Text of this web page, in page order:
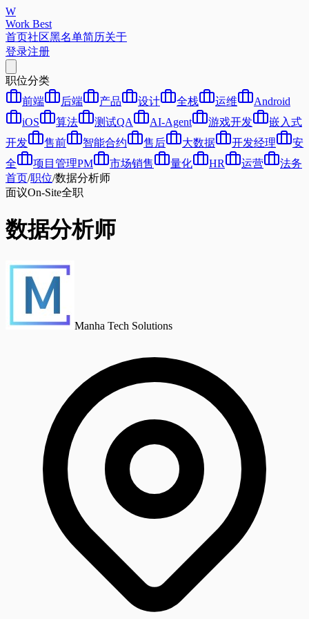
W
Work Best
首页社区黑名单简历关于
登录注册
职位分类
前端
后端 产品 设计 全栈 运维
Android
iOS
算法 测试QA AI-Agent 游戏开发
嵌入式
开发
售前 智能合约 售后 大数据 开发经理
安
全
项目管理PM 市场销售 量化 HR 运营
法务
首页/职位/数据分析师
面议On-Site全职
数据分析师
Manha Tech Solutions